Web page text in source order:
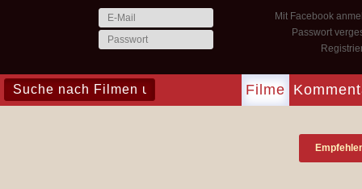
Mit Facebook
Passwort
Filme